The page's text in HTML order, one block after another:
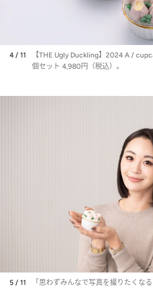
4 / 11
【THE Ugly Duckling】2024 A /
個セット 4,980円（税込）。
5 / 11 「思わずみんなで写真を撮りたくな